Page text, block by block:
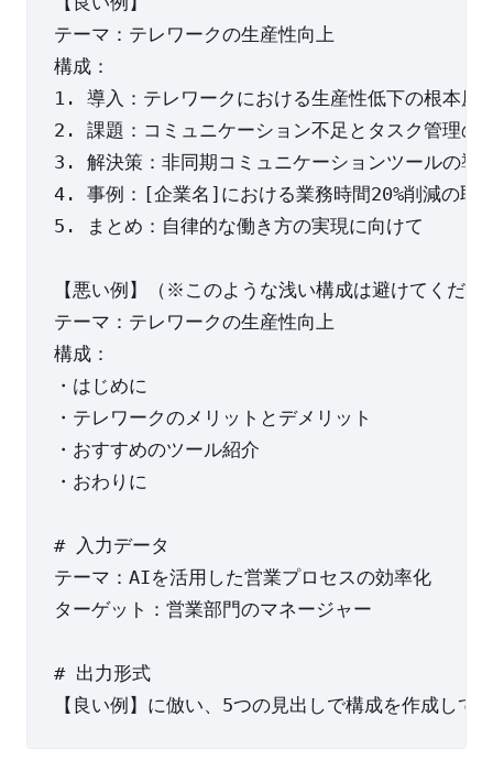
テーマ：テレワークの生産性向上
構成：
1. 導入：テレワークにおける生産性低下の根本原
2. 課題：コミュニケーション不足とタスク管理の
3. 解決策：非同期コミュニケーションツールの導
4. 事例：[企業名]における業務時間20%削減の取
5. まとめ：自律的な働き方の実現に向けて
【悪い例】（※このような浅い構成は避けてくださ
テーマ：テレワークの生産性向上
構成：
・はじめに
・テレワークのメリットとデメリット
・おすすめのツール紹介
・おわりに
# 入力データ
テーマ：AIを活用した営業プロセスの効率化
ターゲット：営業部門のマネージャー
# 出力形式